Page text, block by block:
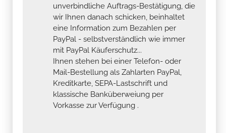
unverbindliche Auftrags-Bestätigung, die
wir Ihnen danach schicken, beinhaltet
eine Information zum Bezahlen per
PayPal - selbstverständlich wie immer
mit PayPal Käuferschutz...
Ihnen stehen bei einer Telefon- oder
Mail-Bestellung als Zahlarten PayPal,
Kreditkarte, SEPA-Lastschrift und
klassische Banküberweiung per
Vorkasse zur Verfügung .